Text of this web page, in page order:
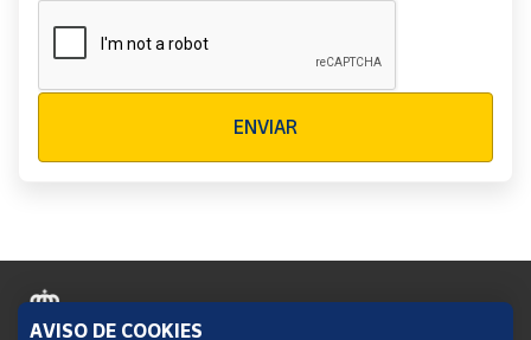
ENVIAR
AVISO DE COOKIES